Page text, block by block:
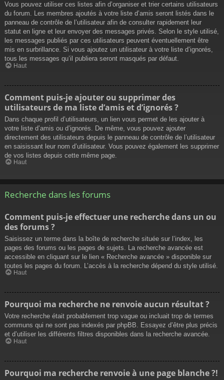
Vous pouvez utiliser ces listes afin d’organiser et trier certains utilisateurs
du forum. Les membres ajoutés à votre liste d’amis seront listés dans le
panneau de contrôle de l’utilisateur afin de consulter rapidement leur
statut en ligne et leur envoyer des messages privés. Selon le style utilisé,
les messages publiés par ces utilisateurs peuvent éventuellement être
mis en surbrillance. Si vous ajoutez un utilisateur à votre liste d’ignorés,
tous les messages qu’il publiera seront masqués par défaut.
Haut
Comment puis-je ajouter ou supprimer des
utilisateurs de ma liste d’amis et d’ignorés ?
Dans chaque profil d’utilisateurs, un lien vous permet de les ajouter à
votre liste d’amis ou d’ignorés. De même, vous pouvez ajouter
directement des utilisateurs depuis le panneau de contrôle de l’utilisateur
en saisissant leur nom d’utilisateur. Vous pouvez également les supprimer
de vos listes depuis cette même page.
Haut
Recherche dans les forums
Comment puis-je effectuer une recherche dans un ou
des forums ?
Saisissez un terme dans la boîte de recherche située sur l’index, les
pages des forums ou les pages de sujets. La recherche avancée est
accessible en cliquant sur le lien « Recherche avancée » disponible sur
toutes les pages du forum. L’accès à la recherche dépend du style utilisé.
Haut
Pourquoi ma recherche ne renvoie aucun résultat ?
Votre recherche était probablement trop vague ou incluait trop de termes
communs qui ne sont pas indexés par phpBB. Essayez d’être plus précis
et d’utiliser les différents filtres disponibles dans la recherche avancée.
Haut
Pourquoi ma recherche renvoie à une page blanche ?!